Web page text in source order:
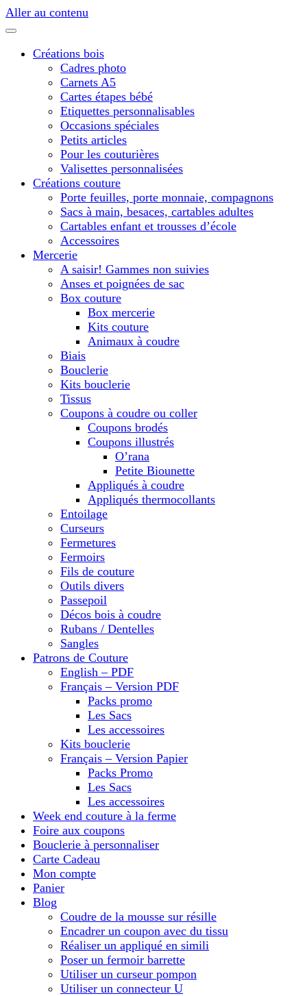
Aller au contenu
Créations bois
Cadres photo
Carnets A5
Cartes étapes bébé
Etiquettes personnalisables
Occasions spéciales
Petits articles
Pour les couturières
Valisettes personnalisées
Créations couture
Porte feuilles, porte monnaie, compagnons
Sacs à main, besaces, cartables adultes
Cartables enfant et trousses d’école
Accessoires
Mercerie
A saisir! Gammes non suivies
Anses et poignées de sac
Box couture
Box mercerie
Kits couture
Animaux à coudre
Biais
Bouclerie
Kits bouclerie
Tissus
Coupons à coudre ou coller
Coupons brodés
Coupons illustrés
O’rana
Petite Biounette
Appliqués à coudre
Appliqués thermocollants
Entoilage
Curseurs
Fermetures
Fermoirs
Fils de couture
Outils divers
Passepoil
Décos bois à coudre
Rubans / Dentelles
Sangles
Patrons de Couture
English – PDF
Français – Version PDF
Packs promo
Les Sacs
Les accessoires
Kits bouclerie
Français – Version Papier
Packs Promo
Les Sacs
Les accessoires
Week end couture à la ferme
Foire aux coupons
Bouclerie à personnaliser
Carte Cadeau
Mon compte
Panier
Blog
Coudre de la mousse sur résille
Encadrer un coupon avec du tissu
Réaliser un appliqué en simili
Poser un fermoir barrette
Utiliser un curseur pompon
Utiliser un connecteur U